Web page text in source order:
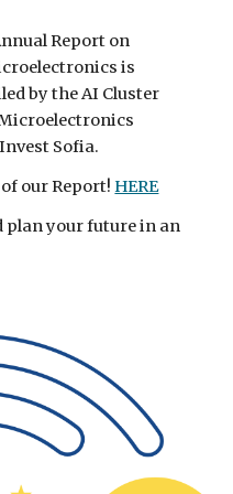
Report on
is
by the AI Cluster
Sofia.
our Report!HERE
plan your future in an